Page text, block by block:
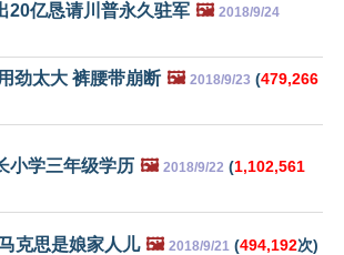
20亿恳请川普永久驻军 🖼️ 2018/9/24
劲太大 裤腰带崩断 🖼️ 2018/9/23 (479,266
小学三年级学历 🖼️ 2018/9/22 (1,102,561
克思是娘家人儿 🖼️ 2018/9/21 (494,192次)